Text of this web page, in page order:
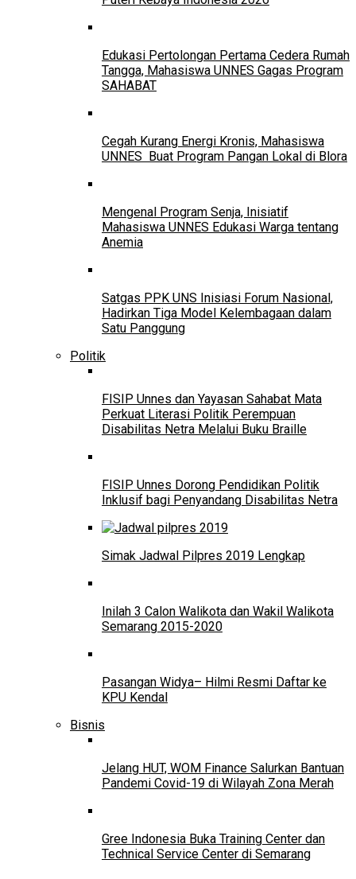
Edukasi Pertolongan Pertama Cedera Rumah
Tangga, Mahasiswa UNNES Gagas Program
SAHABAT
Cegah Kurang Energi Kronis, Mahasiswa
UNNES Buat Program Pangan Lokal di Blora
Mengenal Program Senja, Inisiatif
Mahasiswa UNNES Edukasi Warga tentang
Anemia
Satgas PPK UNS Inisiasi Forum Nasional,
Hadirkan Tiga Model Kelembagaan dalam
Satu Panggung
Politik
FISIP Unnes dan Yayasan Sahabat Mata
Perkuat Literasi Politik Perempuan
Disabilitas Netra Melalui Buku Braille
FISIP Unnes Dorong Pendidikan Politik
Inklusif bagi Penyandang Disabilitas Netra
Simak Jadwal Pilpres 2019 Lengkap
Inilah 3 Calon Walikota dan Wakil Walikota
Semarang 2015-2020
Pasangan Widya– Hilmi Resmi Daftar ke
KPU Kendal
Bisnis
Jelang HUT, WOM Finance Salurkan Bantuan
Pandemi Covid-19 di Wilayah Zona Merah
Gree Indonesia Buka Training Center dan
Technical Service Center di Semarang